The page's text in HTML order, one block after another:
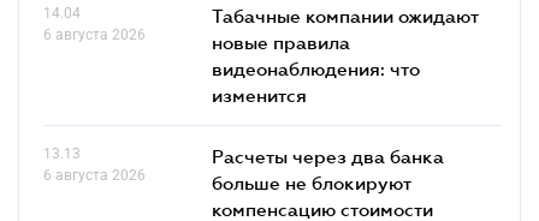
14.04
6 августа 2026
Табачные компании ожидают
новые правила
видеонаблюдения: что
изменится
13.13
6 августа 2026
Расчеты через два банка
больше не блокируют
компенсацию стоимости